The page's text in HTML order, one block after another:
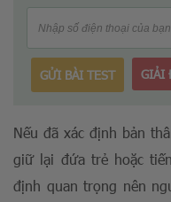
GỬI BÀI TEST GIẢI
Nếu đã xác định bản
giữ lại đứa trẻ hoặc
định quan trọng nên